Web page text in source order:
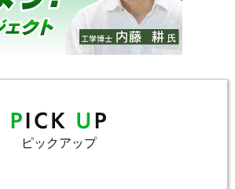
ピックアップ